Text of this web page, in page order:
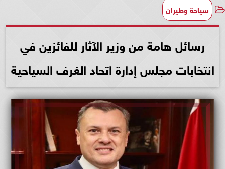
سياحة وطيران
رسائل هامة من وزير الآثار للفائزين في
انتخابات مجلس إدارة اتحاد الغرف السياحية